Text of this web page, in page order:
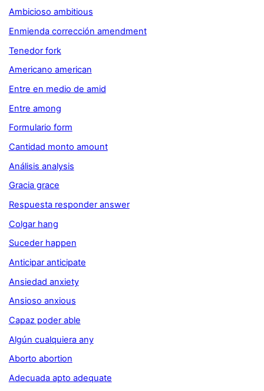
Ambicioso ambitious
Enmienda corrección amendment
Tenedor fork
Americano american
Entre en medio de amid
Entre among
Formulario form
Cantidad monto amount
Análisis analysis
Gracia grace
Respuesta responder answer
Colgar hang
Suceder happen
Anticipar anticipate
Ansiedad anxiety
Ansioso anxious
Capaz poder able
Algún cualquiera any
Aborto abortion
Adecuada apto adequate